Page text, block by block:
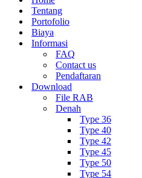
Tentang
Portofolio
Biaya
Informasi
FAQ
Contact us
Pendaftaran
Download
File RAB
Denah
Type 36
Type 40
Type 42
Type 45
Type 50
Type 54